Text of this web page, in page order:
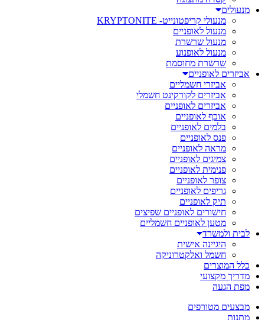
מנעולים
מנעולי קריפטונייט- KRYPTONITE
מנעול לאופניים
מנעול שרשרת
מנעול לאופנוע
שרשרת מחוסמת
אביזרים לאופניים
אביזרי חשמליים
אביזרים לקורקינט חשמלי
אביזרים לאופניים
אוכף לאופניים
בלמים לאופניים
פנס לאופניים
מראה לאופניים
צמיגים לאופניים
פנימית לאופניים
צופר לאופניים
גריפים לאופניים
תיק לאופניים
חישורים לאופניים שפיצים
מטען לאופניים חשמליים
לבית ולמשרד
היגיינה אישית
חשמל ואלקטרוניקה
כלל המוצרים
מדריך מקצועי
מפת הגעה
מבצעים מטורפים
מתנות